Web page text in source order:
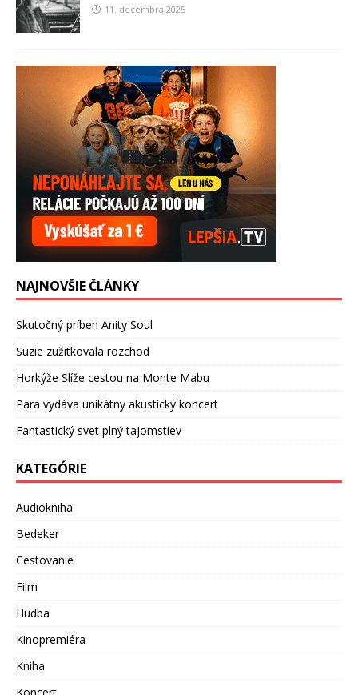
11. decembra 2025
NAJNOVŠIE ČLÁNKY
Skutočný príbeh Anity Soul
Suzie zužitkovala rozchod
Horkýže Slíže cestou na Monte Mabu
Para vydáva unikátny akustický koncert
Fantastický svet plný tajomstiev
KATEGÓRIE
Audiokniha
Bedeker
Cestovanie
Film
Hudba
Kinopremiéra
Kniha
Koncert